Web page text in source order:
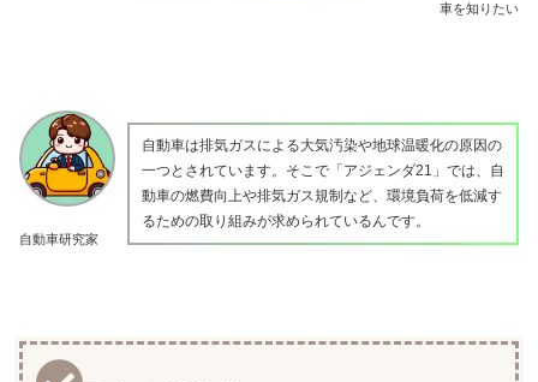
車を知りたい
自動車研究家
自動車は排気ガスによる大気汚染や地球温暖化の原因の
一つとされています。そこで「アジェンダ21」では、自
動車の燃費向上や排気ガス規制など、環境負荷を低減す
るための取り組みが求められているんです。